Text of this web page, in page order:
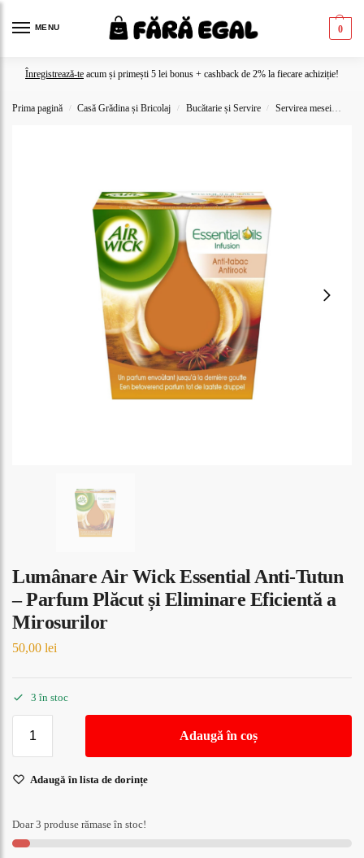
MENU 0
Înregistrează-te acum și primești 5 lei bonus + cashback de 2% la fiecare achiziție!
Prima pagină / Casă Grădina și Bricolaj / Bucătarie și Servire / Servirea mesei
Lumânare Air Wick Essential Anti-Tutun
– Parfum Plăcut și Eliminare Eficientă a
Mirosurilor
50,00 lei
3 în stoc
Adaugă în coș
Adaugă în lista de dorințe
Doar 3 produse rămase în stoc!